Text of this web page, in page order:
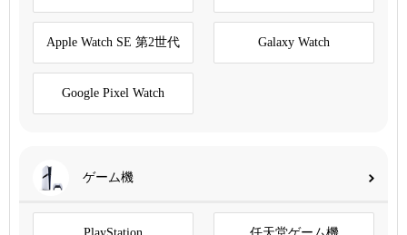
Apple Watch SE 第2世代 Galaxy Watch
Google Pixel Watch
ゲーム機